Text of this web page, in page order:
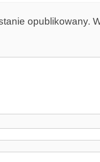
opublikowany.